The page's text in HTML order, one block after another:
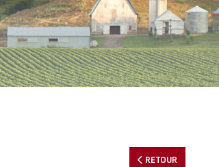
RETOUR